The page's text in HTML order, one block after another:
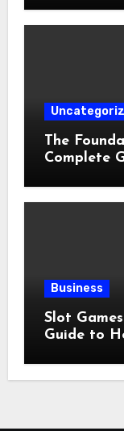
The
Complete
Business
Slot
Guide to